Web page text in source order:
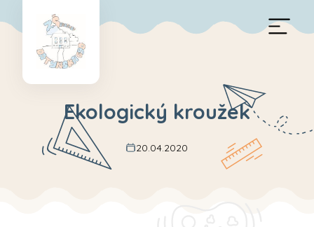
Ekologický kroužek
20.04.2020